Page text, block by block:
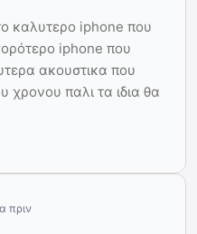
καλυτερο iphone που
iphone που
ακουστικα που
χρονου παλι τα ιδια θα
πριν